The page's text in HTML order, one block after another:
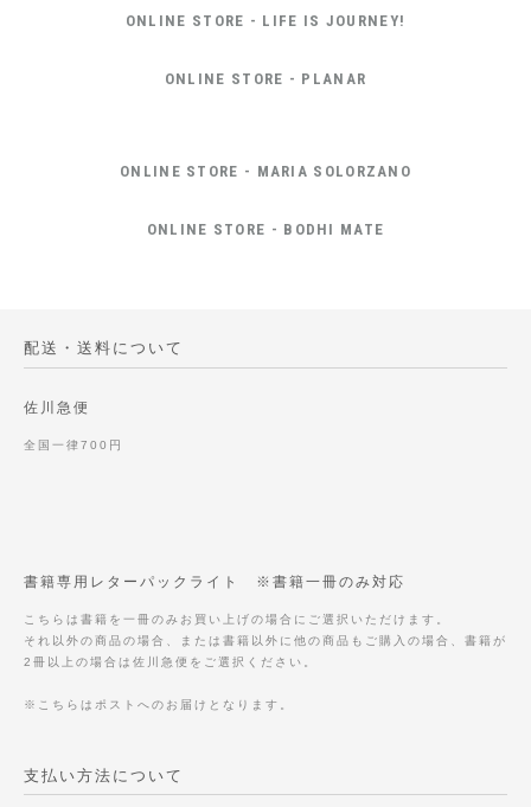
ONLINE STORE - LIFE IS JOURNEY!
ONLINE STORE - PLANAR
ONLINE STORE - MARIA SOLORZANO
ONLINE STORE - BODHI MATE
配送・送料について
佐川急便
全国一律700円
書籍専用レターパックライト ※書籍一冊のみ対応
こちらは書籍を一冊のみお買い上げの場合にご選択いただけます。
それ以外の商品の場合、または書籍以外に他の商品もご購入の場合、書籍が
2冊以上の場合は佐川急便をご選択ください。
※こちらはポストへのお届けとなります。
支払い方法について